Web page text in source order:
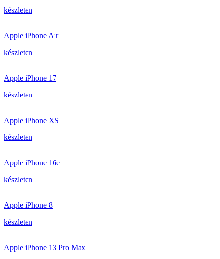
készleten
Apple iPhone Air
készleten
Apple iPhone 17
készleten
Apple iPhone XS
készleten
Apple iPhone 16e
készleten
Apple iPhone 8
készleten
Apple iPhone 13 Pro Max